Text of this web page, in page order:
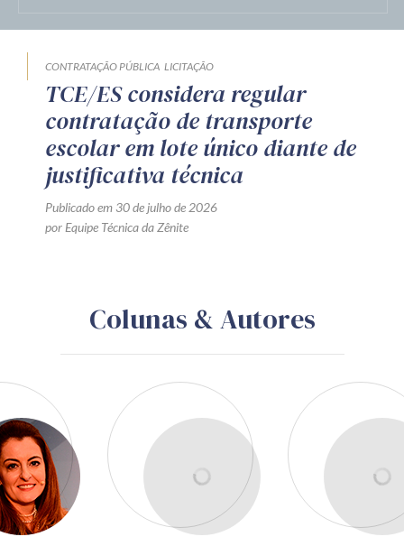
CONTRATAÇÃO PÚBLICA LICITAÇÃO
TCE/ES considera regular
contratação de transporte
escolar em lote único diante de
justificativa técnica
Publicado em 30 de julho de 2026
por Equipe Técnica da Zênite
Colunas & Autores